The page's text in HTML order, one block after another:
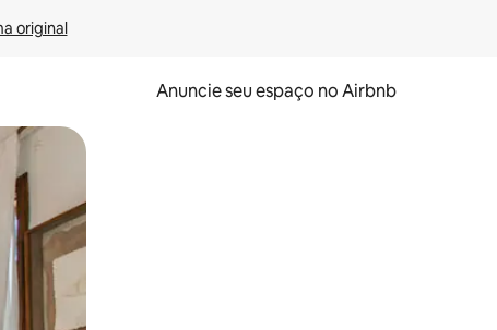
original
Anuncie seu espaço no Airbnb